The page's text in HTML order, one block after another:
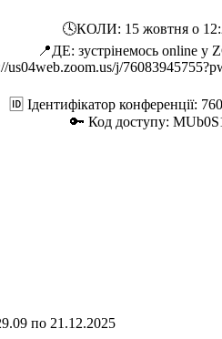
🕓КОЛИ: 15 жовтня о
📍ДЕ: зустрінемось online у
us04web.zoom.us/j/
🆔 Ідентифікатор конференції:
🔑 Код доступу:
по 21.12.2025